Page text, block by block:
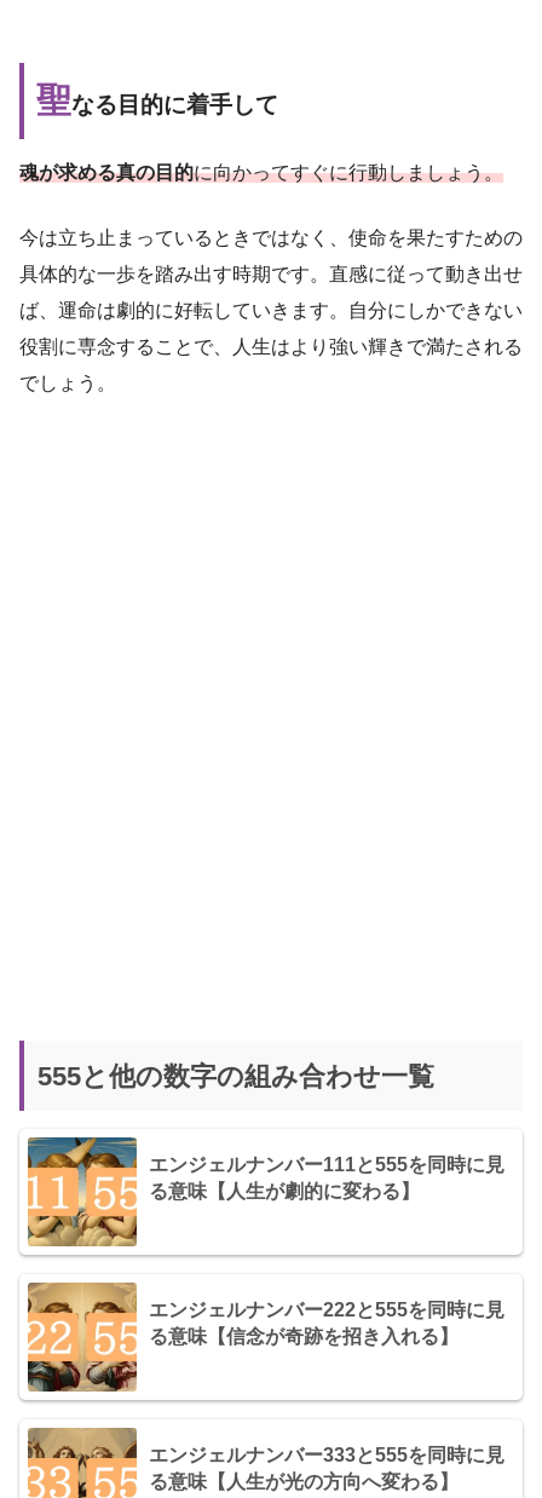
聖なる目的に着手して
魂が求める真の目的に向かってすぐに行動しましょう。
今は立ち止まっているときではなく、使命を果たすための
具体的な一歩を踏み出す時期です。直感に従って動き出せ
ば、運命は劇的に好転していきます。自分にしかできない
役割に専念することで、人生はより強い輝きで満たされる
でしょう。
555と他の数字の組み合わせ一覧
エンジェルナンバー111と555を同時に見
る意味【人生が劇的に変わる】
エンジェルナンバー222と555を同時に見
る意味【信念が奇跡を招き入れる】
エンジェルナンバー333と555を同時に見
る意味【人生が光の方向へ変わる】